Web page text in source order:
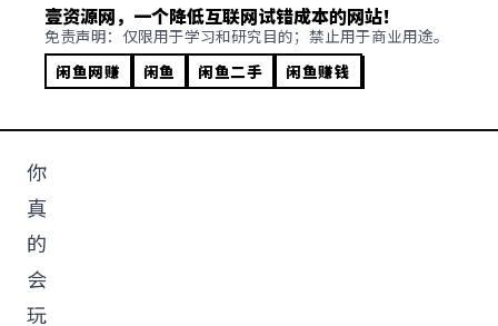
壹资源网，一个降低互联网试错成本的网站！
免责声明：仅限用于学习和研究目的；禁止用于商业用途。
闲鱼网赚
闲鱼 闲鱼二手 闲鱼赚钱
你
真
的
会
玩